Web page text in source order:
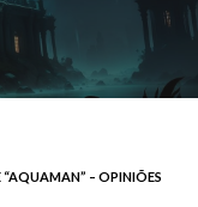
“AQUAMAN” – OPINIÕES